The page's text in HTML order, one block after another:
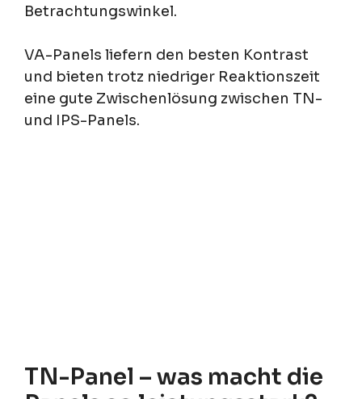
Betrachtungswinkel.
VA-Panels liefern den besten Kontrast
und bieten trotz niedriger Reaktionszeit
eine gute Zwischenlösung zwischen TN-
und IPS-Panels.
TN-Panel – was macht die